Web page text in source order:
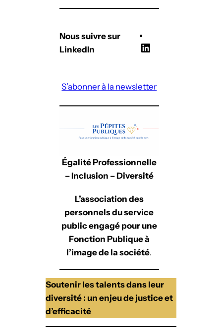
Nous suivre sur
LinkedIn
k
I
S’abonner à la newsletter
Égalité Professionnelle
– Inclusion – Diversité
L’association des
personnels du service
public engagé pour une
Fonction Publique à
l’image de la société.
Soutenir les talents dans leur
diversité : un enjeu de justice et
d’efficacité